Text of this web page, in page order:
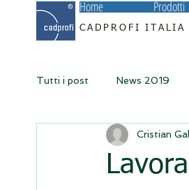
Home Prodotti
CADPROFI ITALIA
Tutti i post News 2019
Cristian